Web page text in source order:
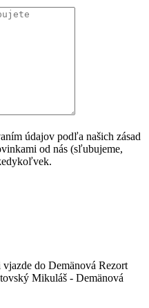
údajov podľa našich zásad
od nás (sľubujeme,
do Demänová Rezort
Mikuláš - Demänová